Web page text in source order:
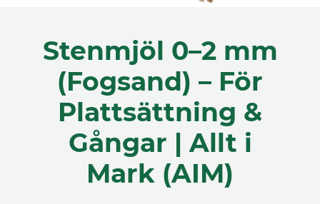
Stenmjöl 0–2 mm
(Fogsand) – För
Plattsättning &
Gångar | Allt i
Mark (AIM)